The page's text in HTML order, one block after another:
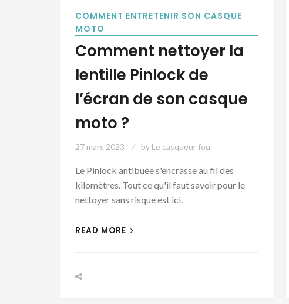
COMMENT ENTRETENIR SON CASQUE
MOTO
Comment nettoyer la
lentille Pinlock de
l’écran de son casque
moto ?
27 mars 2023 by Le casqueur fou
Le Pinlock antibuée s'encrasse au fil des
kilomètres. Tout ce qu'il faut savoir pour le
nettoyer sans risque est ici.
READ MORE